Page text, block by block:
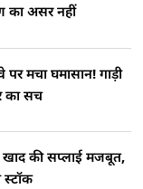
का असर नहीं
मचा घमासान! गाड़ी
का सच
खाद की सप्लाई मजबूत,
स्टॉक